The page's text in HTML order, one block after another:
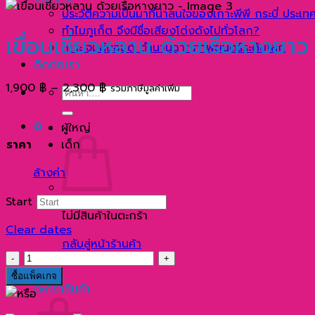
ประวัติความเป็นมาที่น่าสนใจของเกาะพีพี กระบี่ ประเท
ทำไมภูเก็ต จึงมีชื่อเสียงโด่งดังไปทั่วโลก?
เกาะเจมส์บอนด์ ตำนานฉากภาพยนตร์ระดับโลก
ติดต่อเรา
ค้นหา:
0
ไม่มีสินค้าในตะกร้า
กลับสู่หน้าร้านค้า
0
ตะกร้าสินค้า
เขื่อนเชี่ยวหลาน ด้วยเรือหางยาว
1,900 ฿ – 2,300฿Price
range:
รวมภาษีมูลค่าเพิ่ม
ราคา
ผู้ใหญ่
เด็ก
ล้างค่า
Start
Clear dates
จำนวน
เขื่อน
เชี่ยว
ซื้อแพ็คเกจ